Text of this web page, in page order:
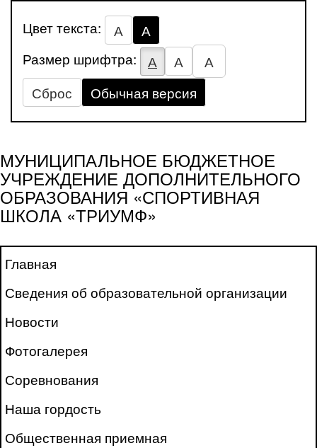
Цвет текста: А
А
Размер шрифтра:
А А
А
Сброс
Обычная версия
МУНИЦИПАЛЬНОЕ БЮДЖЕТНОЕ
УЧРЕЖДЕНИЕ ДОПОЛНИТЕЛЬНОГО
ОБРАЗОВАНИЯ «СПОРТИВНАЯ
ШКОЛА «ТРИУМФ»
Главная
Сведения об образовательной организации
Новости
Фотогалерея
Соревнования
Наша гордость
Общественная приемная